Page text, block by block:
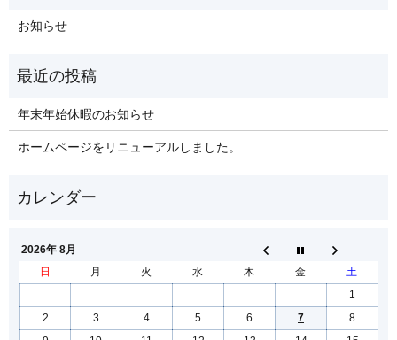
お知らせ
年末年始休暇のお知らせ
ホームページをリニューアルしました。
2026年 8月
日
月 火 水 木 金
土
1
2
3 4 5 6 7
8